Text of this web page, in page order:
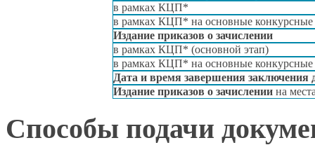
в рамках КЦП*
в рамках КЦП* на основные
Издание приказов о зачислении
в рамках КЦП* (основной этап)
в рамках КЦП* на основные
Дата и время завершения заключения
Издание приказов о зачислении на
Способы подачи